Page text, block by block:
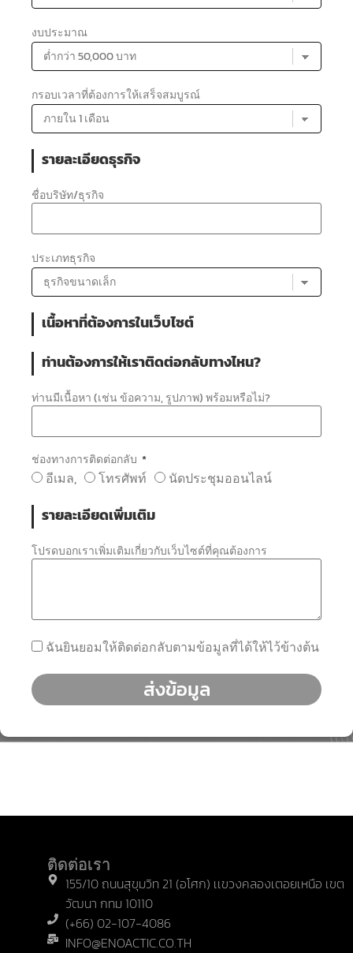
งบประมาณ
กรอบเวลาที่ต้องการให้เสร็จสมบูรณ์
รายละเอียดธุรกิจ
ชื่อบริษัท/ธุรกิจ
ประเภทธุรกิจ
เนื้อหาที่ต้องการในเว็บไซต์
ท่านต้องการให้เราติดต่อกลับทางไหน?
ท่านมีเนื้อหา (เช่น ข้อความ, รูปภาพ) พร้อมหรือไม่?
ช่องทางการติดต่อกลับ
อีเมล, โทรศัพท์ นัดประชุมออนไลน์
รายละเอียดเพิ่มเติม
โปรดบอกเราเพิ่มเติมเกี่ยวกับเว็บไซต์ที่คุณต้องการ
ฉันยินยอมให้ติดต่อกลับตามข้อมูลที่ได้ให้ไว้ข้างต้น
ส่งข้อมูล
ติดต่อเรา
155/10 ถนนสุขุมวิท 21 (อโศก) เเขวงคลองเตอยเหนือ เขต
วัฒนา กทม 10110
(+66) 02-107-4086
INFO@ENOACTIC.CO.TH